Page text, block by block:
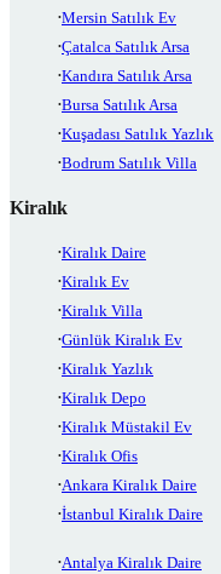
Mersin Satılık Ev
Çatalca Satılık Arsa
Kandıra Satılık Arsa
Bursa Satılık Arsa
Kuşadası Satılık Yazlık
Bodrum Satılık Villa
Kiralık
Kiralık Daire
Kiralık Ev
Kiralık Villa
Günlük Kiralık Ev
Kiralık Yazlık
Kiralık Depo
Kiralık Müstakil Ev
Kiralık Ofis
Ankara Kiralık Daire
İstanbul Kiralık Daire
Antalya Kiralık Daire